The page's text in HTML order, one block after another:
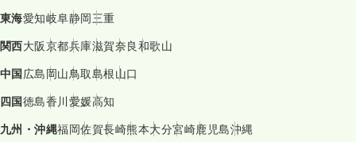
東海愛知岐阜静岡三重
関西大阪京都兵庫滋賀奈良和歌山
中国広島岡山鳥取島根山口
四国徳島香川愛媛高知
九州・沖縄福岡佐賀長崎熊本大分宮崎鹿児島沖縄